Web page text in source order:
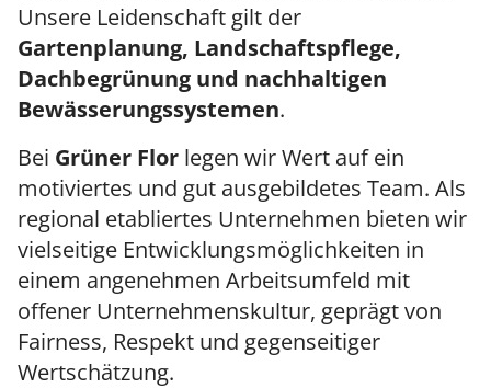
Unsere Leidenschaft gilt der
Gartenplanung, Landschaftspflege,
Dachbegrünung und nachhaltigen
Bewässerungssystemen.
Bei Grüner Flor legen wir Wert auf ein
motiviertes und gut ausgebildetes Team. Als
regional etabliertes Unternehmen bieten wir
vielseitige Entwicklungsmöglichkeiten in
einem angenehmen Arbeitsumfeld mit
offener Unternehmenskultur, geprägt von
Fairness, Respekt und gegenseitiger
Wertschätzung.